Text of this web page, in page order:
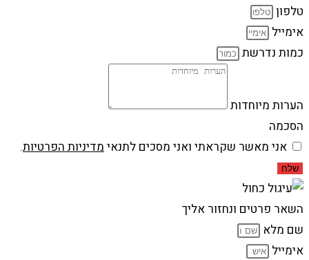
טלפון
אימייל
כמות נדרשת
הערות מיוחדות
הסכמה
אני מאשר שקראתי ואני מסכים לתנאי מדיניות הפרטיות.
שלח
השאר פרטים ונחזור אליך
שם מלא
אימייל